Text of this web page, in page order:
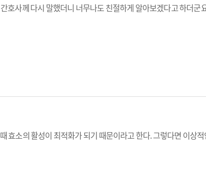
간호사께 다시 말했더니 너무나도 친절하게 알아보겠다고 하더군
효소의 활성이 최적화가 되기 때문이라고 한다. 그렇다면 이상